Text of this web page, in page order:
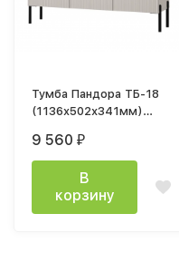
Тумба Пандора ТБ-18
(1136x502х341мм)
MF03
9 560 ₽
В
корзину